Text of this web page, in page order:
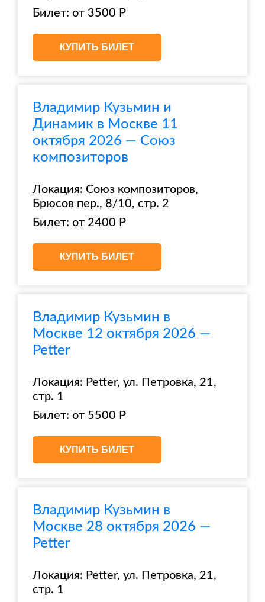
Билет: от 3500 Р
КУПИТЬ БИЛЕТ
Владимир Кузьмин и
Динамик в Москве 11
октября 2026 — Союз
композиторов
Локация: Союз композиторов,
Брюсов пер., 8/10, стр. 2
Билет: от 2400 Р
КУПИТЬ БИЛЕТ
Владимир Кузьмин в
Москве 12 октября 2026 —
Petter
Локация: Petter, ул. Петровка, 21,
стр. 1
Билет: от 5500 Р
КУПИТЬ БИЛЕТ
Владимир Кузьмин в
Москве 28 октября 2026 —
Petter
Локация: Petter, ул. Петровка, 21,
стр. 1